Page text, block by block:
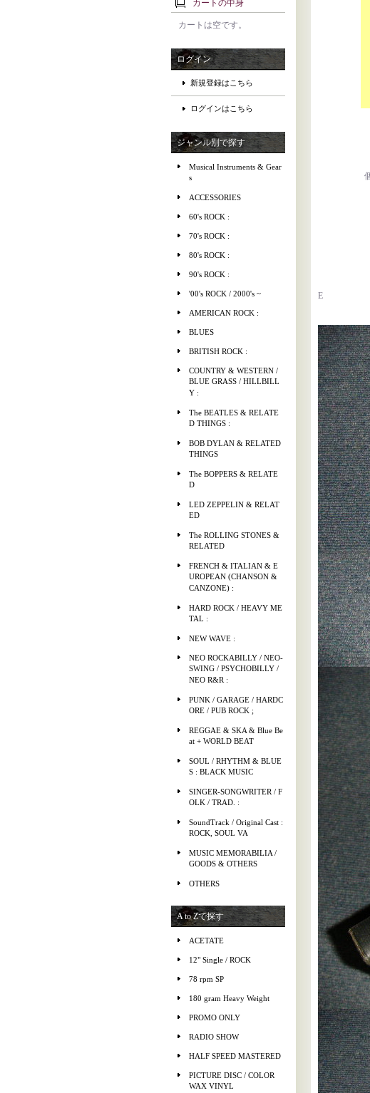
カートの中身
カートは空です。
ログイン
新規登録はこちら
ログインはこちら
ジャンル別で探す
Musical Instruments & Gear
s
ACCESSORIES
60's ROCK :
70's ROCK :
80's ROCK :
90's ROCK :
'00's ROCK / 2000's ~
AMERICAN ROCK :
BLUES
BRITISH ROCK :
COUNTRY & WESTERN /
BLUE GRASS / HILLBILL
Y :
The BEATLES & RELATE
D THINGS :
BOB DYLAN & RELATED
THINGS
The BOPPERS & RELATE
D
LED ZEPPELIN & RELAT
ED
The ROLLING STONES &
RELATED
FRENCH & ITALIAN & E
UROPEAN (CHANSON &
CANZONE) :
HARD ROCK / HEAVY ME
TAL :
NEW WAVE :
NEO ROCKABILLY / NEO-
SWING / PSYCHOBILLY /
NEO R&R :
PUNK / GARAGE / HARDC
ORE / PUB ROCK ;
REGGAE & SKA & Blue Be
at + WORLD BEAT
SOUL / RHYTHM & BLUE
S : BLACK MUSIC
SINGER-SONGWRITER / F
OLK / TRAD. :
SoundTrack / Original Cast :
ROCK, SOUL VA
MUSIC MEMORABILIA /
GOODS & OTHERS
OTHERS
A to Zで探す
ACETATE
12" Single / ROCK
78 rpm SP
180 gram Heavy Weight
PROMO ONLY
RADIO SHOW
HALF SPEED MASTERED
PICTURE DISC / COLOR
WAX VINYL
E